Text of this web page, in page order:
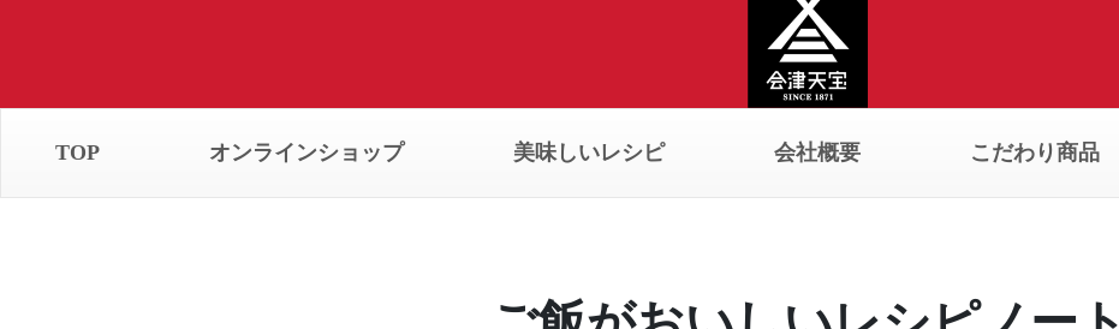
TOP オンラインショップ 美味しいレシピ 会社概要 こだわり商品